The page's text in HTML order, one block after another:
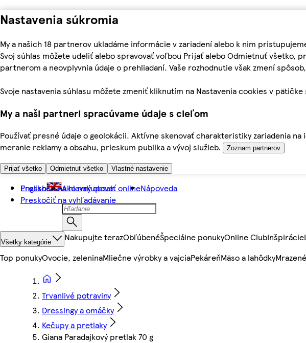
Nastavenia súkromia
My a našich 18 partnerov ukladáme informácie v zariadení alebo k nim
Svoj súhlas môžete udeliť alebo spravovať voľbou Prijať alebo Odmietnuť všetko,
partnerom a neovplyvnia údaje o prehliadaní. Vaše rozhodnutie však zmení
Svoje nastavenia súhlasu môžete zmeniť kliknutím na Nastavenia cookies v pätičke
My a naši partneri spracúvame údaje s cieľom
Používať presné údaje o geolokácii. Aktívne skenovať charakteristiky zariadenia
meranie reklamy a obsahu, prieskum publika a vývoj služieb.
Zoznam partnerov
Prijať všetko Odmietnuť všetko Vlastné nastavenie
Preskočiť na hlavný obsah
Preskočiť na vyhľadávanie
English Ako nakupovať onlineNápoveda
Všetky kategórie Nakupujte terazObľúbenéŠpeciálne ponukyOnline ClubInšpirácie
Top ponukyOvocie, zeleninaMliečne výrobky a vajciaPekáreňMäso a lahôdkyMrazené
Trvanlivé potraviny
Dressingy a omáčky
Kečupy a pretlaky
Giana Paradajkový pretlak 70 g